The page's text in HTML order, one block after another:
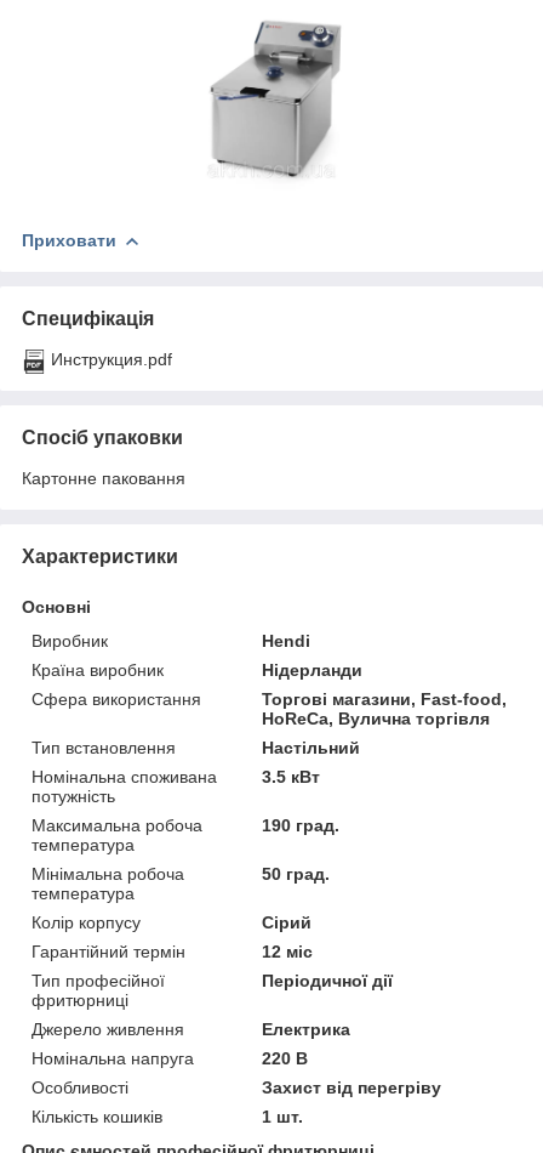
Приховати
Специфікація
Инструкция.pdf
Спосіб упаковки
Картонне паковання
Характеристики
Основні
Виробник
Hendi
Країна виробник
Нідерланди
Сфера використання
Торгові магазини, Fast-food,
HoReCa, Вулична торгівля
Тип встановлення
Настільний
Номінальна споживана
потужність
3.5 кВт
Максимальна робоча
температура
190 град.
Мінімальна робоча
температура
50 град.
Колір корпусу
Сірий
Гарантійний термін
12 міс
Тип професійної
фритюрниці
Періодичної дії
Джерело живлення
Електрика
Номінальна напруга
220 В
Особливості
Захист від перегріву
Кількість кошиків
1 шт.